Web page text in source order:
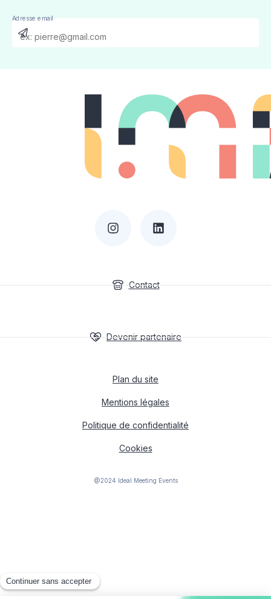
Adresse email
Send
Contact
Devenir partenaire
Plan du site
Mentions légales
Politique de confidentialité
Cookies
@2024 Ideal Meeting Events